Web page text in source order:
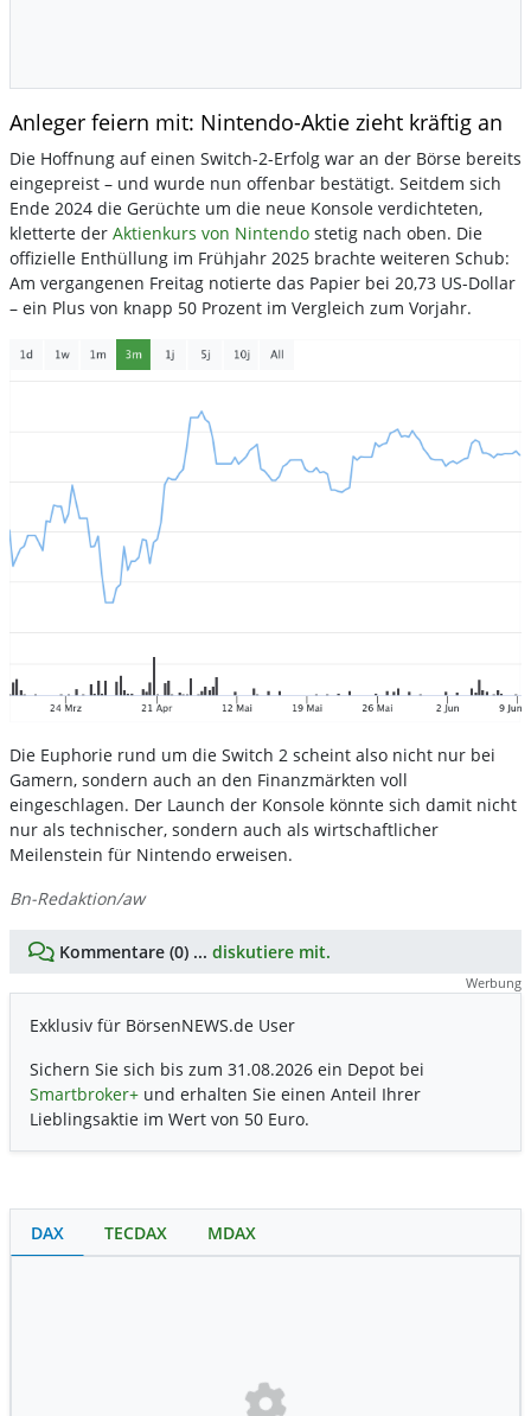
Anleger feiern mit: Nintendo-Aktie zieht kräftig an
Die Hoffnung auf einen Switch-2-Erfolg war an der Börse bereits
eingepreist – und wurde nun offenbar bestätigt. Seitdem sich
Ende 2024 die Gerüchte um die neue Konsole verdichteten,
kletterte der Aktienkurs von Nintendo stetig nach oben. Die
offizielle Enthüllung im Frühjahr 2025 brachte weiteren Schub:
Am vergangenen Freitag notierte das Papier bei 20,73 US-Dollar
– ein Plus von knapp 50 Prozent im Vergleich zum Vorjahr.
Die Euphorie rund um die Switch 2 scheint also nicht nur bei
Gamern, sondern auch an den Finanzmärkten voll
eingeschlagen. Der Launch der Konsole könnte sich damit nicht
nur als technischer, sondern auch als wirtschaftlicher
Meilenstein für Nintendo erweisen.
Bn-Redaktion/aw
Kommentare (0) ... diskutiere mit.
Werbung
Exklusiv für BörsenNEWS.de User
Sichern Sie sich bis zum 31.08.2026 ein Depot bei
Smartbroker+ und erhalten Sie einen Anteil Ihrer
Lieblingsaktie im Wert von 50 Euro.
DAX TECDAX MDAX